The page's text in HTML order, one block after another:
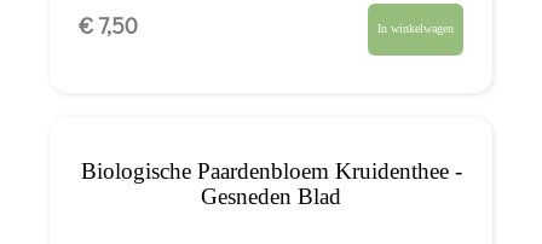
€ 7,50 In winkelwagen
Biologische Paardenbloem Kruidenthee -
Gesneden Blad